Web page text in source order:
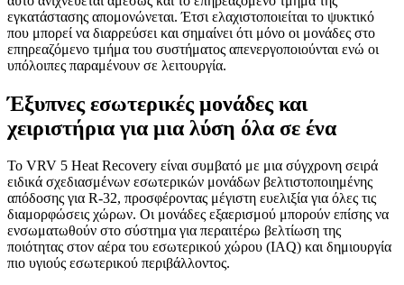
εγκατάστασης απομονώνεται. Έτσι ελαχιστοποιείται το ψυκτικό
που μπορεί να διαρρεύσει και σημαίνει ότι μόνο οι μονάδες στο
επηρεαζόμενο τμήμα του συστήματος απενεργοποιούνται ενώ οι
υπόλοιπες παραμένουν σε λειτουργία.
Έξυπνες εσωτερικές μονάδες και
χειριστήρια για μια λύση όλα σε ένα
Το VRV 5 Heat Recovery είναι συμβατό με μια σύγχρονη σειρά
ειδικά σχεδιασμένων εσωτερικών μονάδων βελτιστοποιημένης
απόδοσης για R-32, προσφέροντας μέγιστη ευελιξία για όλες τις
διαμορφώσεις χώρων. Οι μονάδες εξαερισμού μπορούν επίσης να
ενσωματωθούν στο σύστημα για περαιτέρω βελτίωση της
ποιότητας στον αέρα του εσωτερικού χώρου (IAQ) και δημιουργία
πιο υγιούς εσωτερικού περιβάλλοντος.